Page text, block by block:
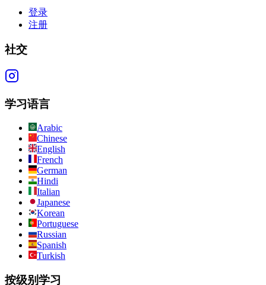
登录
注册
社交
学习语言
Arabic
Chinese
English
French
German
Hindi
Italian
Japanese
Korean
Portuguese
Russian
Spanish
Turkish
按级别学习